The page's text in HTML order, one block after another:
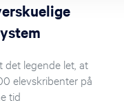
det legende let, at
elevskribenter på
tid